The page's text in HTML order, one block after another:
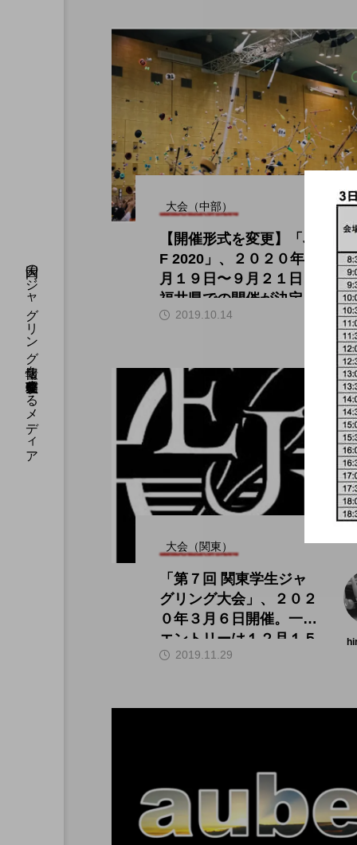
国内のジャグリング情報を収集・整理・発信するメディア
大会（中部）
【開催形式を変更】「JJ
F 2020」、２０２０年９
月１９日〜９月２１日、
福井県での開催が決定。
2019.10.14
大会（関東）
「第７回 関東学生ジャ
グリング大会」、２０２
０年３月６日開催。一次
エントリーは１２月１５
日から。
2019.11.29